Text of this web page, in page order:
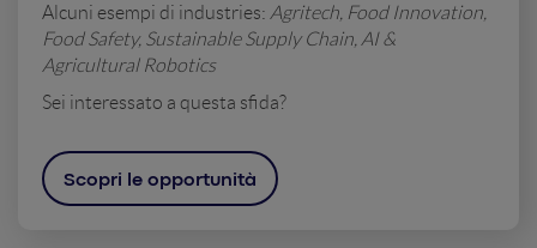
Alcuni esempi di industries: Agritech, Food Innovation,
Food Safety, Sustainable Supply Chain, AI &
Agricultural Robotics
Sei interessato a questa sfida?
Scopri le opportunità